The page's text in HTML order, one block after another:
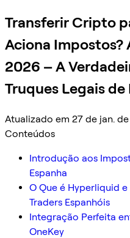
Transferir Cripto
Aciona Impostos?
2026 – A
Truques Legais
Atualizado em 27 de jan.
Conteúdos
Introdução aos
Espanha
O Que é Hyperliquid
Traders Espanhóis
Integração Perfeita
OneKey